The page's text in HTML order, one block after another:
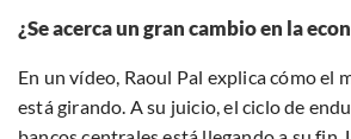
¿Se acerca un gran cambio en la
En un vídeo, Raoul Pal explica cómo el
está girando. A su juicio, el ciclo de